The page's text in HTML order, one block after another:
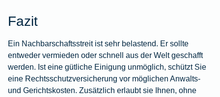
Fazit
Ein Nachbarschaftsstreit ist sehr belastend. Er sollte
entweder vermieden oder schnell aus der Welt geschafft
werden. Ist eine gütliche Einigung unmöglich, schützt Sie
eine Rechtsschutzversicherung vor möglichen Anwalts-
und Gerichtskosten. Zusätzlich erlaubt sie Ihnen, ohne